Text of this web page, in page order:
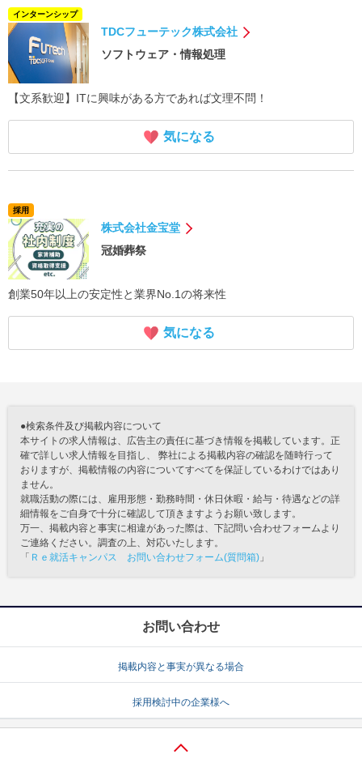
インターンシップ
TDCフューテック株式会社
ソフトウェア・情報処理
【文系歓迎】ITに興味がある方であれば文理不問！
気になる
採用
株式会社金宝堂
冠婚葬祭
創業50年以上の安定性と業界No.1の将来性
気になる
●検索条件及び掲載内容について
本サイトの求人情報は、広告主の責任に基づき情報を掲載しています。正
確で詳しい求人情報を目指し、 弊社による掲載内容の確認を随時行って
おりますが、掲載情報の内容についてすべてを保証しているわけではあり
ません。
就職活動の際には、雇用形態・勤務時間・休日休暇・給与・待遇などの詳
細情報をご自身で十分に確認して頂きますようお願い致します。
万一、掲載内容と事実に相違があった際は、下記問い合わせフォームより
ご連絡ください。調査の上、対応いたします。
「 Ｒｅ就活キャンパス お問い合わせフォーム(質問箱) 」
お問い合わせ
掲載内容と事実が異なる場合
採用検討中の企業様へ